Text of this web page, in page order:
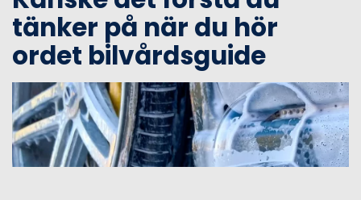
tänker på när du hör
ordet bilvårdsguide